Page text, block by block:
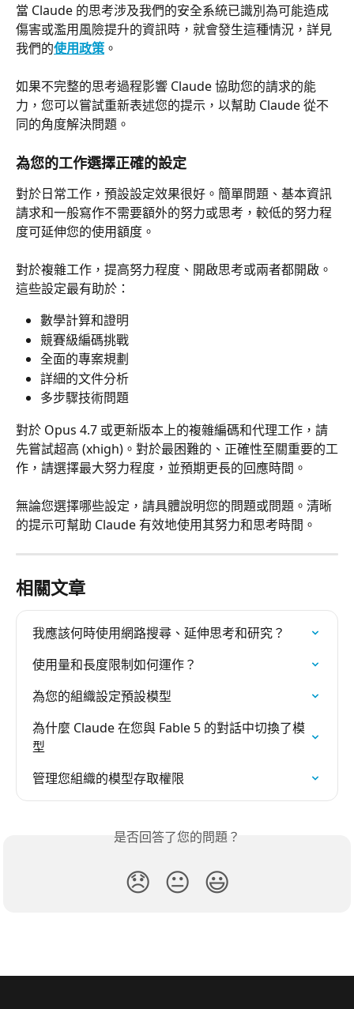
當 Claude 的思考涉及我們的安全系統已識別為可能造成
傷害或濫用風險提升的資訊時，就會發生這種情況，詳見
我們的使用政策。
如果不完整的思考過程影響 Claude 協助您的請求的能
力，您可以嘗試重新表述您的提示，以幫助 Claude 從不
同的角度解決問題。
為您的工作選擇正確的設定
對於日常工作，預設設定效果很好。簡單問題、基本資訊
請求和一般寫作不需要額外的努力或思考，較低的努力程
度可延伸您的使用額度。
對於複雜工作，提高努力程度、開啟思考或兩者都開啟。
這些設定最有助於：
數學計算和證明
競賽級編碼挑戰
全面的專案規劃
詳細的文件分析
多步驟技術問題
對於 Opus 4.7 或更新版本上的複雜編碼和代理工作，請
先嘗試超高 (xhigh)。對於最困難的、正確性至關重要的工
作，請選擇最大努力程度，並預期更長的回應時間。
無論您選擇哪些設定，請具體說明您的問題或問題。清晰
的提示可幫助 Claude 有效地使用其努力和思考時間。
相關文章
我應該何時使用網路搜尋、延伸思考和研究？
使用量和長度限制如何運作？
為您的組織設定預設模型
為什麼 Claude 在您與 Fable 5 的對話中切換了模
型
管理您組織的模型存取權限
是否回答了您的問題？
😞 😐 😃